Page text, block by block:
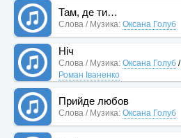
Там, де ти…
Слова / Музика: Оксана Голуб
Ніч
Слова / Музика: Оксана Голуб /
Роман Іваненко
Прийде любов
Слова / Музика: Оксана Голуб